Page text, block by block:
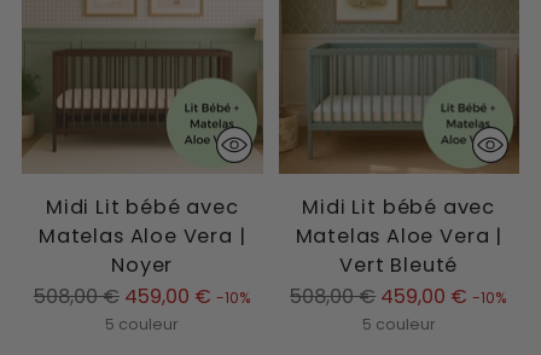
Midi Lit bébé avec
Matelas Aloe Vera |
Noyer
Prix
508,00 € 459,00 € -10%
5 couleur
Midi Lit bébé avec
Matelas Aloe Vera |
Vert Bleuté
Prix
508,00 € 459,00 € -10%
5 couleur